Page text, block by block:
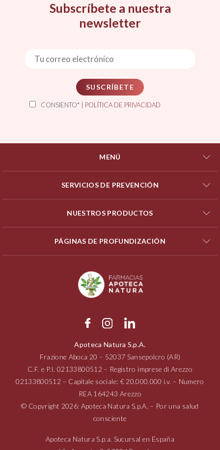
Subscríbete a nuestra
newsletter
SUSCRÍBETE
CONSIENTO* | POLÍTICA DE PRIVACIDAD
MENÚ
SERVICIOS DE PREVENCIÓN
NUESTROS PRODUCTOS
PÁGINAS DE PROFUNDIZACIÓN
Apoteca Natura S.p.A.
Frazione Aboca 20 – 52037 Sansepolcro (AR)
C.F. e P.I.02133800512 – Registro imprese di Arezzo
02133800512 – Capitale sociale: € 20.000.000 i.v. – Numero
REA 164243 Arezzo
© Copyright 2026: Apoteca Natura S.p.A. – Por una salud
consciente
Apoteca Natura S.p.a. Sucursal en España